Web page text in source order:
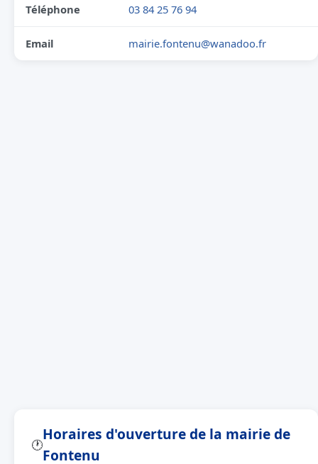
Téléphone 03 84 25 76 94
Email mairie.fontenu@wanadoo.fr
🕐
Horaires d'ouverture de la mairie de
Fontenu